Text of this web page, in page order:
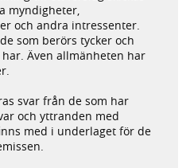
myndigheter,
och andra intressenter.
som berörs tycker och
Även allmänheten har
svar från de som har
och yttranden med
med i underlaget för de